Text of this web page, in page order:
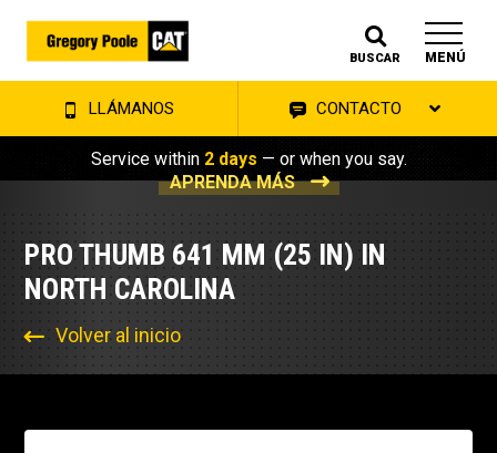
BUSCAR MENÚ
LLÁMANOS CONTACTO
Service within 2 days — or when you say.
APRENDA MÁS
PRO THUMB 641 MM (25 IN) IN
NORTH CAROLINA
Volver al inicio